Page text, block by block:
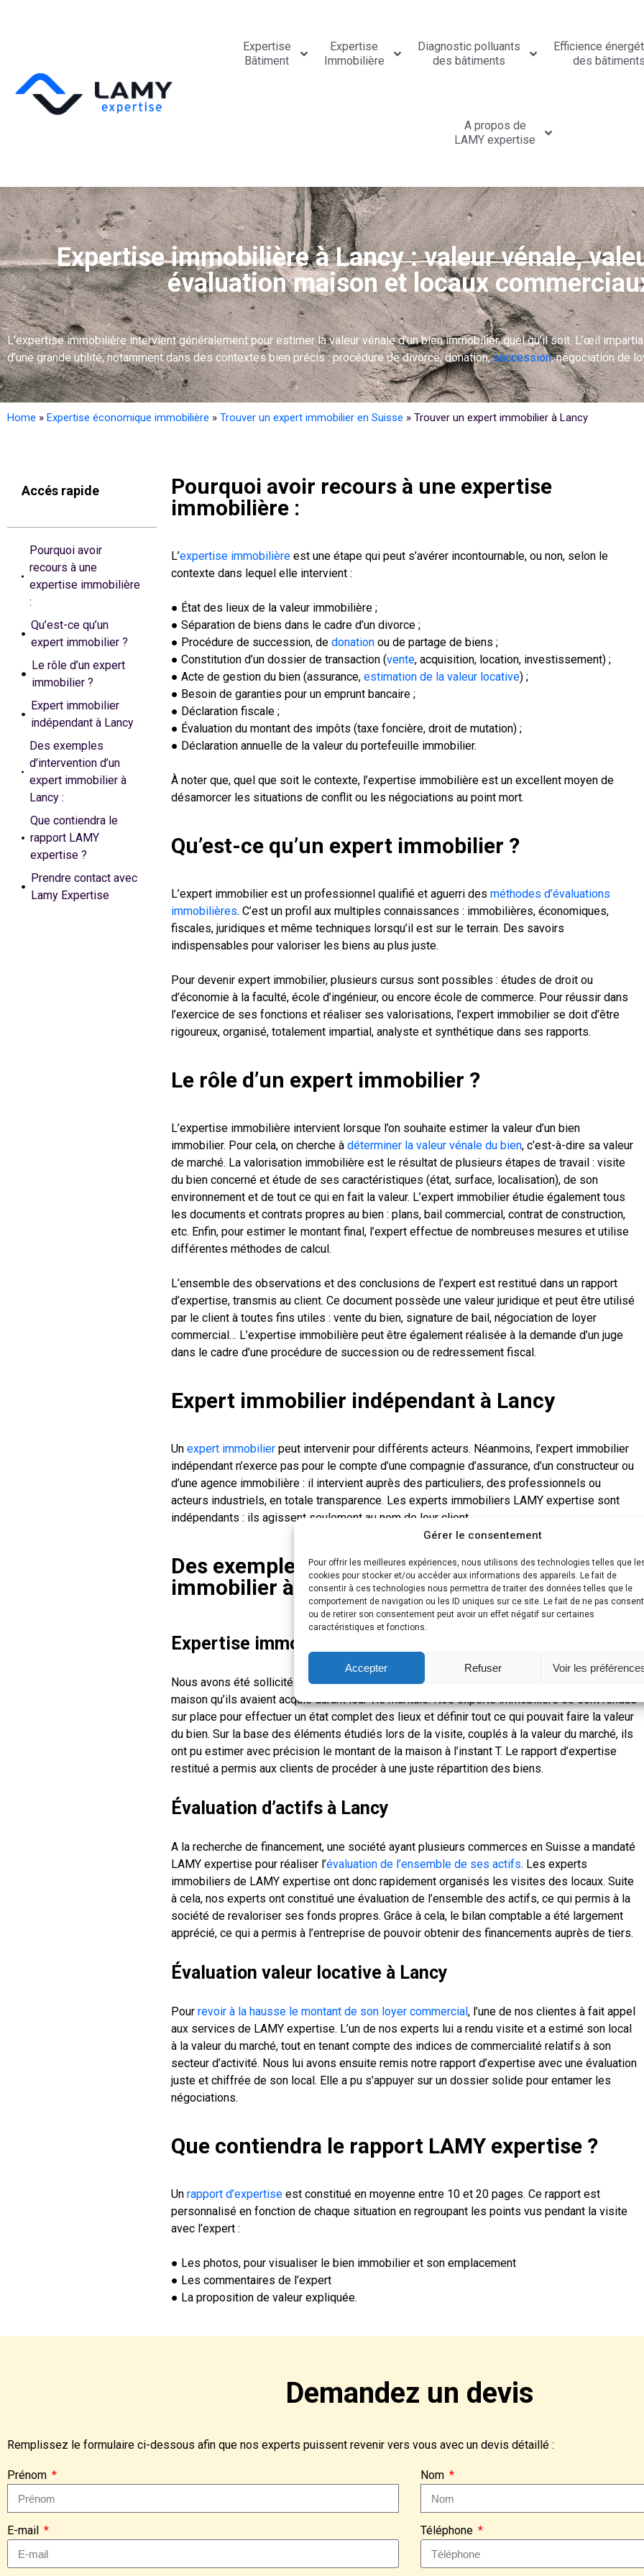
Gérer le consentement
Pour offrir les meilleures expériences, nous utilisons des technologies telles que
cookies pour stocker et/ou accéder aux informations des appareils. Le fait de
consentir à ces technologies nous permettra de traiter des données telles que le
comportement de navigation ou les ID uniques sur ce site. Le fait de ne pas
ou de retirer son consentement peut avoir un effet négatif sur certaines
caractéristiques et fonctions.
Accepter Refuser Voir les
Expertise
Bâtiment
Expertise
Immobilière
Diagnostic polluants
des bâtiments
Efficience
des
A propos de
LAMY expertise
Expertise immobilière à Lancy : valeur vénale,
évaluation maison et locaux
L’expertise immobilière intervient généralement pour estimer la valeur vénale d’un bien immobilier, quel qu’il soit. L’œil
d’une grande utilité, notamment dans des contextes bien précis : procédure de divorce, donation,succession, négociation de
Home » Expertise économique immobilière » Trouver un expert immobilier en Suisse » Trouver un expert immobilier à Lancy
Accés rapide
Pourquoi avoir
recours à une
expertise immobilière
:
Qu’est-ce qu’un
expert immobilier ?
Le rôle d’un expert
immobilier ?
Expert immobilier
indépendant à Lancy
Des exemples
d’intervention d’un
expert immobilier à
Lancy :
Que contiendra le
rapport LAMY
expertise ?
Prendre contact avec
Lamy Expertise
Pourquoi avoir recours à une expertise
immobilière :
L’expertise immobilière est une étape qui peut s’avérer incontournable, ou non, selon le
contexte dans lequel elle intervient :
● État des lieux de la valeur immobilière ;
● Séparation de biens dans le cadre d’un divorce ;
● Procédure de succession, de donation ou de partage de biens ;
● Constitution d’un dossier de transaction (vente, acquisition, location, investissement) ;
● Acte de gestion du bien (assurance, estimation de la valeur locative) ;
● Besoin de garanties pour un emprunt bancaire ;
● Déclaration fiscale ;
● Évaluation du montant des impôts (taxe foncière, droit de mutation) ;
● Déclaration annuelle de la valeur du portefeuille immobilier.
À noter que, quel que soit le contexte, l’expertise immobilière est un excellent moyen de
désamorcer les situations de conflit ou les négociations au point mort.
Qu’est-ce qu’un expert immobilier ?
L’expert immobilier est un professionnel qualifié et aguerri des méthodes d’évaluations
immobilières. C’est un profil aux multiples connaissances : immobilières, économiques,
fiscales, juridiques et même techniques lorsqu’il est sur le terrain. Des savoirs
indispensables pour valoriser les biens au plus juste.
Pour devenir expert immobilier, plusieurs cursus sont possibles : études de droit ou
d’économie à la faculté, école d’ingénieur, ou encore école de commerce. Pour réussir dans
l’exercice de ses fonctions et réaliser ses valorisations, l’expert immobilier se doit d’être
rigoureux, organisé, totalement impartial, analyste et synthétique dans ses rapports.
Le rôle d’un expert immobilier ?
L’expertise immobilière intervient lorsque l’on souhaite estimer la valeur d’un bien
immobilier. Pour cela, on cherche à déterminer la valeur vénale du bien, c’est-à-dire sa valeur
de marché. La valorisation immobilière est le résultat de plusieurs étapes de travail : visite
du bien concerné et étude de ses caractéristiques (état, surface, localisation), de son
environnement et de tout ce qui en fait la valeur. L’expert immobilier étudie également tous
les documents et contrats propres au bien : plans, bail commercial, contrat de construction,
etc. Enfin, pour estimer le montant final, l’expert effectue de nombreuses mesures et utilise
différentes méthodes de calcul.
L’ensemble des observations et des conclusions de l’expert est restitué dans un rapport
d’expertise, transmis au client. Ce document possède une valeur juridique et peut être utilisé
par le client à toutes fins utiles : vente du bien, signature de bail, négociation de loyer
commercial… L’expertise immobilière peut être également réalisée à la demande d’un juge
dans le cadre d’une procédure de succession ou de redressement fiscal.
Expert immobilier indépendant à Lancy
Un expert immobilier peut intervenir pour différents acteurs. Néanmoins, l’expert immobilier
indépendant n’exerce pas pour le compte d’une compagnie d’assurance, d’un constructeur ou
d’une agence immobilière : il intervient auprès des particuliers, des professionnels ou
acteurs industriels, en totale transparence. Les experts immobiliers LAMY expertise sont
indépendants : ils agissent seulement au nom de leur client.
Des exemples d’intervention d’un expert
immobilier à Lancy :
Expertise immobilière à Lancy
Nous avons été sollicités par des clients en pleindivorce
maison qu’ils avaient acquis durant leur vie maritale. Nos experts immobiliers se sont rendus
sur place pour effectuer un état complet des lieux et définir tout ce qui pouvait faire la valeur
du bien. Sur la base des éléments étudiés lors de la visite, couplés à la valeur du marché, ils
ont pu estimer avec précision le montant de la maison à l’instant T. Le rapport d’expertise
restitué a permis aux clients de procéder à une juste répartition des biens.
Évaluation d’actifs à Lancy
A la recherche de financement, une société ayant plusieurs commerces en Suisse a mandaté
LAMY expertise pour réaliser l’évaluation de l’ensemble de ses actifs. Les experts
immobiliers de LAMY expertise ont donc rapidement organisés les visites des locaux. Suite
à cela, nos experts ont constitué une évaluation de l’ensemble des actifs, ce qui permis à la
société de revaloriser ses fonds propres. Grâce à cela, le bilan comptable a été largement
apprécié, ce qui a permis à l’entreprise de pouvoir obtenir des financements auprès de tiers.
Évaluation valeur locative à Lancy
Pour revoir à la hausse le montant de son loyer commercial, l’une de nos clientes à fait appel
aux services de LAMY expertise. L’un de nos experts lui a rendu visite et a estimé son local
à la valeur du marché, tout en tenant compte des indices de commercialité relatifs à son
secteur d’activité. Nous lui avons ensuite remis notre rapport d’expertise avec une évaluation
juste et chiffrée de son local. Elle a pu s’appuyer sur un dossier solide pour entamer les
négociations.
Que contiendra le rapport LAMY expertise ?
Un rapport d’expertise est constitué en moyenne entre 10 et 20 pages. Ce rapport est
personnalisé en fonction de chaque situation en regroupant les points vus pendant la visite
avec l’expert :
● Les photos, pour visualiser le bien immobilier et son emplacement
● Les commentaires de l’expert
● La proposition de valeur expliquée.
Demandez un devis
Remplissez le formulaire ci-dessous afin que nos experts puissent revenir vers vous avec un devis détaillé :
Prénom Nom
E-mail Téléphone